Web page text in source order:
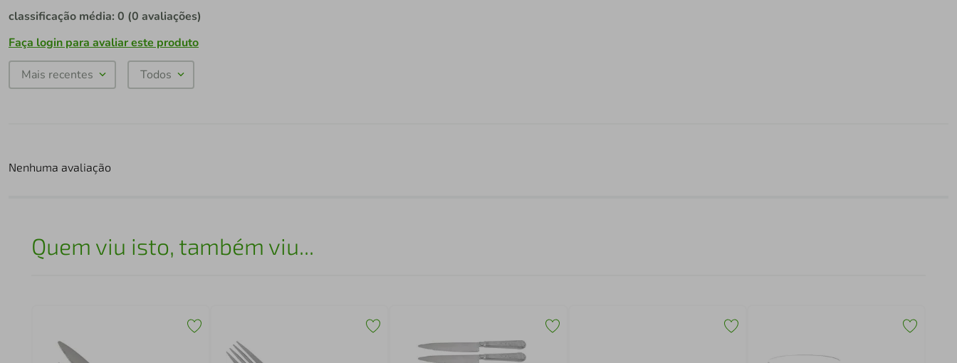
classificação média: 0 (0 avaliações)
Faça login para avaliar este produto
Mais recentes Todos
Nenhuma avaliação
Quem viu isto, também viu...